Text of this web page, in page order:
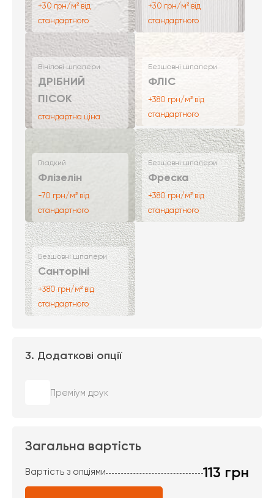
+30 грн/м² від
стандартного
+30 грн/м² від
стандартного
Вінілові шпалери
ДРІБНИЙ
ПІСОК
стандартна ціна
Безшовні шпалери
ФЛІС
+380 грн/м² від
стандартного
Гладкий
Флізелін
-70 грн/м² від
стандартного
Безшовні шпалери
Фреска
+380 грн/м² від
стандартного
Безшовні шпалери
Санторіні
+380 грн/м² від
стандартного
3. Додаткові опції
Преміум друк
Загальна вартість
Вартість з опціями 113 грн